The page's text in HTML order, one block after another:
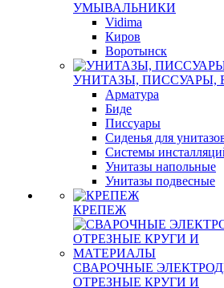
УМЫВАЛЬНИКИ
Vidima
Киров
Воротынск
УНИТАЗЫ, ПИССУАРЫ,
Арматура
Биде
Писсуары
Сиденья для
Системы
Унитазы напольные
Унитазы подвесные
КРЕПЕЖ
СВАРОЧНЫЕ
ОТРЕЗНЫЕ КРУГИ И